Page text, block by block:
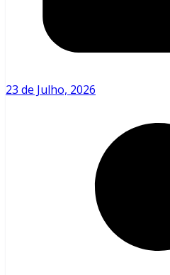
23 de Julho, 2026